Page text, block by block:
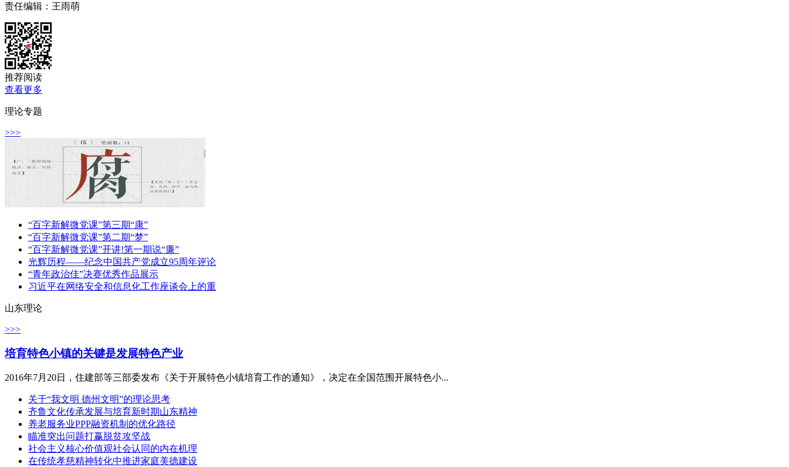
责任编辑：王雨萌
推荐阅读
查看更多
理论专题
>>>
“百字新解微党课”第三期“康”
“百字新解微党课”第二期“梦”
“百字新解微党课”开讲!第一期说“廉”
光辉历程——纪念中国共产党成立95周年评论
“青年政治佳”决赛优秀作品展示
习近平在网络安全和信息化工作座谈会上的重
山东理论
>>>
培育特色小镇的关键是发展特色产业
2016年7月20日，住建部等三部委发布《关于开展特色小镇培育工作的通知》，决定在全国范围开展特色小...
关于“我文明 德州文明”的理论思考
齐鲁文化传承发展与培育新时期山东精神
养老服务业PPP融资机制的优化路径
瞄准突出问题打赢脱贫攻坚战
社会主义核心价值观社会认同的内在机理
在传统孝慈精神转化中推进家庭美德建设